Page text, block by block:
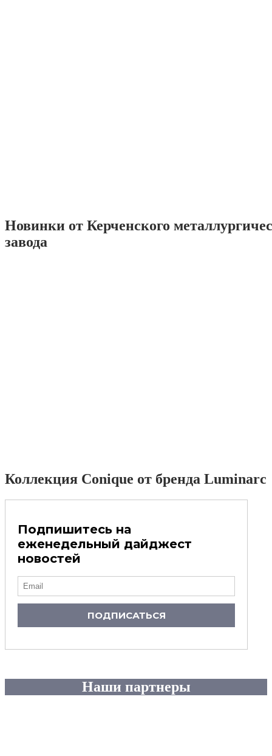
Новинки от Керченского
завода
Коллекция Conique от бренда Luminarc
Подпишитесь на
еженедельный дайджест
новостей
ПОДПИСАТЬСЯ
Наши партнеры